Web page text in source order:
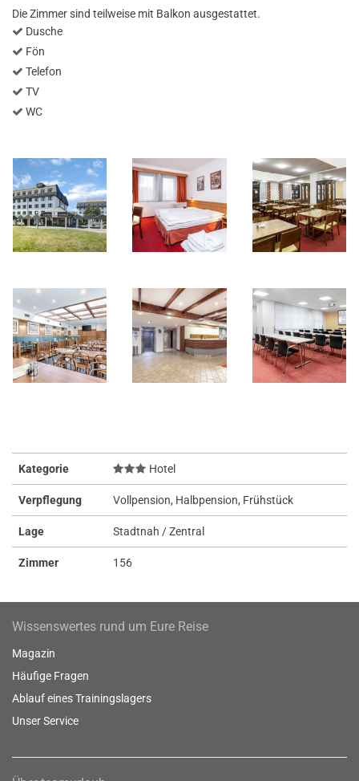
Die Zimmer sind teilweise mit Balkon ausgestattet.
Dusche
Fön
Telefon
TV
WC
Kategorie Hotel
Verpflegung Vollpension, Halbpension, Frühstück
Lage Stadtnah / Zentral
Zimmer 156
Wissenswertes rund um Eure Reise
Magazin
Häufige Fragen
Ablauf eines Trainingslagers
Unser Service